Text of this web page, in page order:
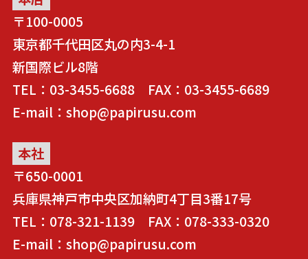
〒100-0005
東京都千代田区丸の内3-4-1
新国際ビル8階
TEL：03-3455-6688 FAX：03-3455-6689
E-mail：shop@papirusu.com
本社
〒650-0001
兵庫県神戸市中央区加納町4丁目3番17号
TEL：078-321-1139 FAX：078-333-0320
E-mail：shop@papirusu.com